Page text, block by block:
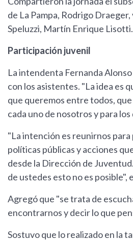
de La Pampa, Rodrigo
Speluzzi, Martín Enrique Lisotti.
Participación juvenil
La intendenta Fernanda
con los asistentes. "La idea es
que queremos entre todos,
cada uno de nosotros y para los
"La intención es reunirnos para
políticas públicas y acciones
desde la Dirección de
de ustedes esto no es posible",
Agregó que "se trata de
encontrarnos y decir lo que
Sostuvo que lo realizado en la